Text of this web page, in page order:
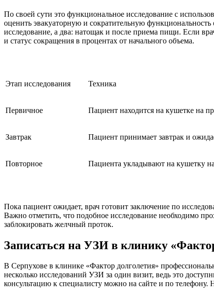
По своей сути это функциональное исследование с
оценить эвакуаторную и сократительную
исследование, а два: натощак и после приема пищи. Если
и статус сокращения в процентах от начального объема.
Этап исследования Техника
Первичное Пациент находится на кушетке на
Завтрак Пациент принимает завтрак и
Повторное Пациента укладывают на кушетку
Пока пациент ожидает, врач готовит заключение по
Важно отметить, что подобное исследование необходимо
заблокировать желчный проток.
Записаться на УЗИ в клинику
В Серпухове в клинике «Фактор долголетия»
несколько исследований УЗИ за один визит, ведь это
консультацию к специалисту можно на сайте и по телефону.